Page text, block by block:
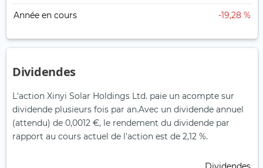
Année en cours -19,28 %
Dividendes
L'action Xinyi Solar Holdings Ltd. paie un acompte sur
dividende plusieurs fois par an.Avec un dividende annuel
(attendu) de 0,0012 €, le rendement du dividende par
rapport au cours actuel de l'action est de 2,12 %.